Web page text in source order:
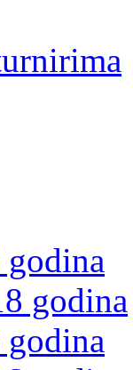
godina